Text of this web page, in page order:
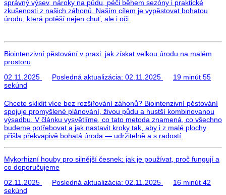
správný výsev, nároky na půdu, péči během sezóny i praktické
zkušenosti z našich záhonů. Naším cílem je vypěstovat bohatou
úrodu, která potěší nejen chuť, ale i oči.
Biointenzivní pěstování v praxi: jak získat velkou úrodu na malém
prostoru
02.11.2025
Posledná aktualizácia: 02.11.2025
19 minút 55
sekúnd
Chcete sklidit více bez rozšiřování záhonů? Biointenzivní pěstování
spojuje promyšlené plánování, živou půdu a hustší kombinovanou
výsadbu. V článku vysvětlíme, co tato metoda znamená, co všechno
budeme potřebovat a jak nastavit kroky tak, aby i z malé plochy
přišla překvapivě bohatá úroda — udržitelně a s radostí.
Mykorhizní houby pro silnější česnek: jak je používat, proč fungují a
co doporučujeme
02.11.2025
Posledná aktualizácia: 02.11.2025
16 minút 42
sekúnd